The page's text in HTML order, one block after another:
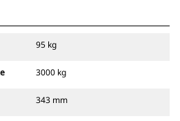
95 kg
3000 kg
343 mm